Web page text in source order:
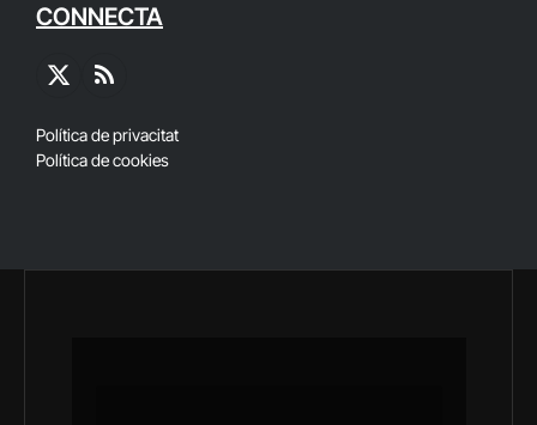
CONNECTA
X
RSS
Política de privacitat
Política de cookies